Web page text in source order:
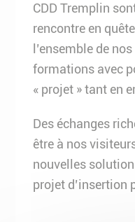
CDD Tremplin
rencontre en
l’ensemble de
formations avec
« projet » tant en
Des échanges
être à nos
nouvelles
projet d’insertion